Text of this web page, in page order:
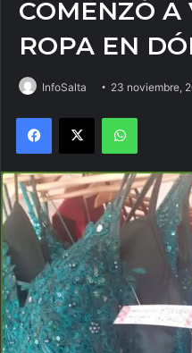
COMENZÓ A
ROPA EN
InfoSalta 23 noviembre,
Facebook
X WhatsApp